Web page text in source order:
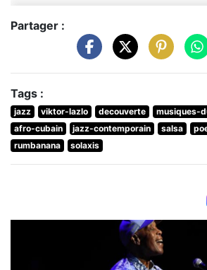
Partager :
Tags :
jazz viktor-lazlo decouverte musiques-
afro-cubain
jazz-contemporain salsa
rumbanana
solaxis